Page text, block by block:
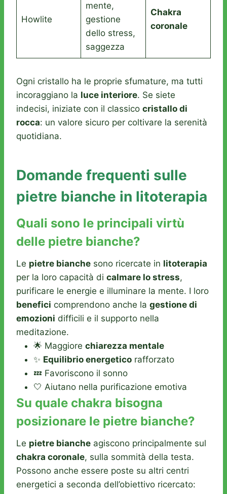
Howlite
mente,
gestione
dello stress,
saggezza
Chakra
coronale
Ogni cristallo ha le proprie sfumature, ma tutti
incoraggiano la luce interiore. Se siete
indecisi, iniziate con il classico cristallo di
rocca: un valore sicuro per coltivare la serenità
quotidiana.
Domande frequenti sulle
pietre bianche in litoterapia
Quali sono le principali virtù
delle pietre bianche?
Le pietre bianche sono ricercate in litoterapia
per la loro capacità di calmare lo stress,
purificare le energie e illuminare la mente. I loro
benefici comprendono anche la gestione di
emozioni difficili e il supporto nella
meditazione.
🌟 Maggiore chiarezza mentale
✨ Equilibrio energetico rafforzato
💤 Favoriscono il sonno
🤍 Aiutano nella purificazione emotiva
Su quale chakra bisogna
posizionare le pietre bianche?
Le pietre bianche agiscono principalmente sul
chakra coronale, sulla sommità della testa.
Possono anche essere poste su altri centri
energetici a seconda dell’obiettivo ricercato: